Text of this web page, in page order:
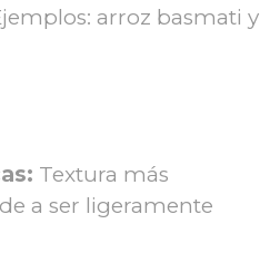
arroz basmati y
Textura más
a ser ligeramente